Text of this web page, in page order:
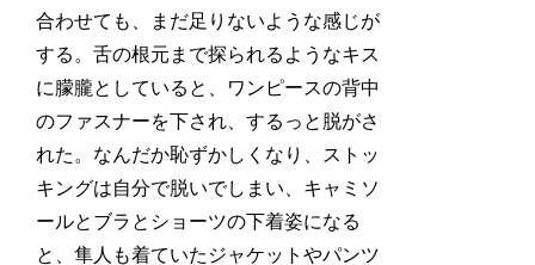
合わせても、まだ足りないような感じが
する。舌の根元まで探られるようなキス
に朦朧としていると、ワンピースの背中
のファスナーを下され、するっと脱がさ
れた。なんだか恥ずかしくなり、ストッ
キングは自分で脱いでしまい、キャミソ
ールとブラとショーツの下着姿になる
と、隼人も着ていたジャケットやパンツ